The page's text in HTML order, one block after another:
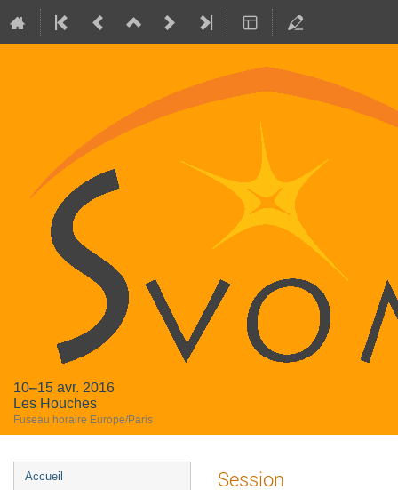
10–15 avr. 2016
Les Houches
Fuseau horaire Europe/Paris
Menu
Accueil Session